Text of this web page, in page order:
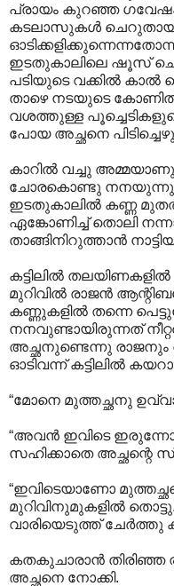
പ്രായം കുറഞ്ഞ
കടലാസുകൾ
ഇടതുകാലിലെ ഷൂസ്
പടിയുടെ വക്കിൽ കാൽ
താഴെ നടയുടെ
വശത്തുള്ള
പോയ അച്ഛനെ
കാറിൽ വച്ചു അമ്മയാണു
ചോരകൊണ്ടു നനയുന്നു.
ഇടതുകാലിൽ കണ്ണ
ഏങ്കോണിച്ച് തൊലി
താങ്ങിനിറുത്താൻ
കട്ടിലിൽ തലയിണകളിൽ
മുറിവിൽ രാജൻ
കണ്ണുകളിൽ തന്നെ
നനവുണ്ടായിരുന്നത്
അച്ഛനുണ്ടെന്നു
ഓടിവന്ന് കട്ടിലിൽ
“മോനെ മുത്തച്ഛനു
“അവൻ ഇവിടെ
സഹിക്കാതെ അച്ഛന്റെ
“ഇവിടെയാണോ
മുറിവിനുമുകളിൽ
വാരിയെടുത്ത് ചേർത്തു
കതകുചാരാൻ തിരിഞ്ഞ
അച്ഛനെ നോക്കി.